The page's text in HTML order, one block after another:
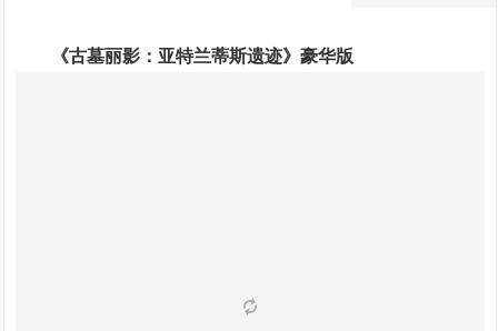
《古墓丽影：亚特兰蒂斯遗迹》豪华版